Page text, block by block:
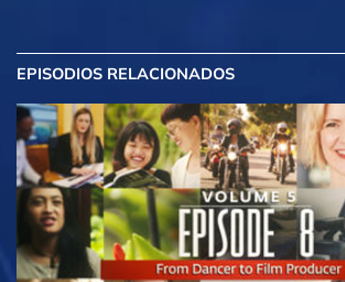
EPISODIOS RELACIONADOS